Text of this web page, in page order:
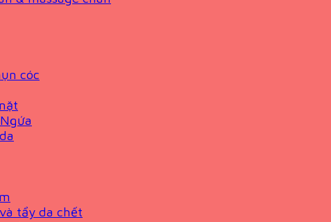
cóc
tẩy da chết